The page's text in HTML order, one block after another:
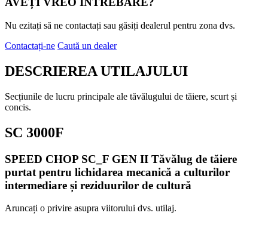
Nu ezitați să ne contactați sau găsiți dealerul pentru zona dvs.
Contactați-ne Caută un dealer
DESCRIEREA UTILAJULUI
Secțiunile de lucru principale ale tăvălugului de tăiere, scurt și
concis.
SC 3000F
SPEED CHOP SC_F GEN II Tăvălug de tăiere
purtat pentru lichidarea mecanică a culturilor
intermediare și reziduurilor de cultură
Aruncați o privire asupra viitorului dvs. utilaj.